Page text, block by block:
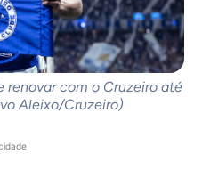
renovar com o Cruzeiro até
Aleixo/Cruzeiro)